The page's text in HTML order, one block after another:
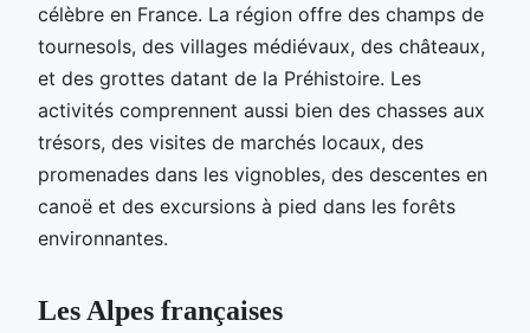
célèbre en France. La région offre des champs de
tournesols, des villages médiévaux, des châteaux,
et des grottes datant de la Préhistoire. Les
activités comprennent aussi bien des chasses aux
trésors, des visites de marchés locaux, des
promenades dans les vignobles, des descentes en
canoë et des excursions à pied dans les forêts
environnantes.
Les Alpes françaises